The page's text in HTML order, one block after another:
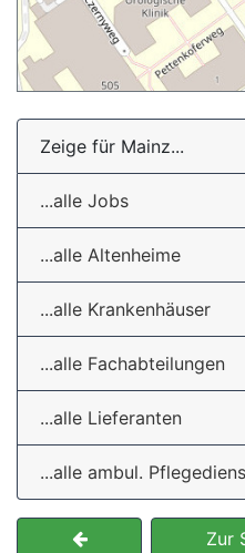
Zeige für Mainz...
...alle Jobs
...alle Altenheime
...alle Krankenhäuser
...alle Fachabteilungen
...alle Lieferanten
...alle ambul.
Zur